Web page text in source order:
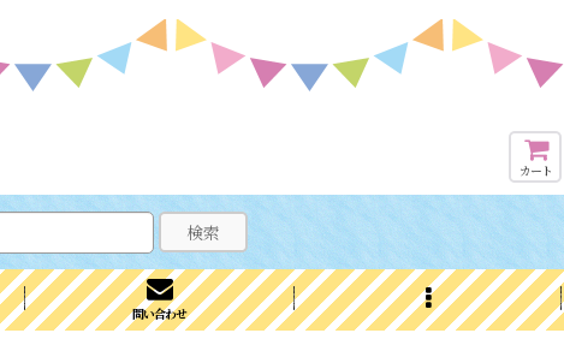
カート
検索
問い合わせ